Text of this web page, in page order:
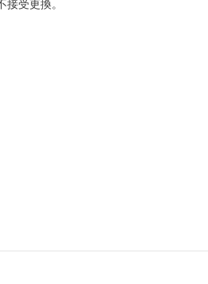
受更換。